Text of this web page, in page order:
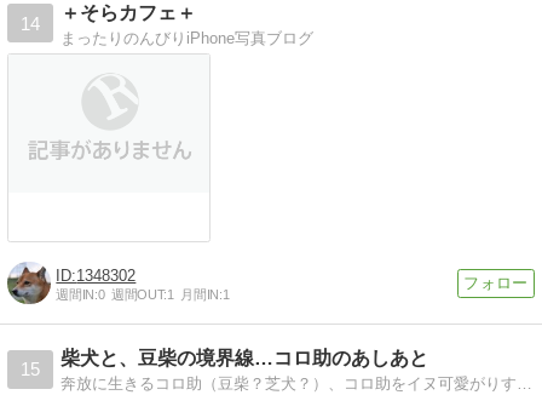
14
＋そらカフェ＋
まったりのんびりiPhone写真ブログ
1348302
週間IN:0 週間OUT:1 月間IN:1
15
柴犬と、豆柴の境界線…コロ助のあしあと
奔放に生きるコロ助（豆柴？芝犬？）、コロ助をイヌ可愛がりするご主人様（アキさん）の一人と一頭の日々を綴る、作者（Snowkey）とアキさんによる備忘録…など